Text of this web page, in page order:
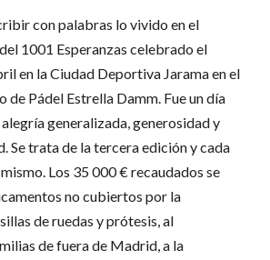
con palabras lo vivido en el
1001 Esperanzas celebrado el
en la Ciudad Deportiva Jarama en el
de Pádel Estrella Damm. Fue un día
generalizada, generosidad y
Se trata de la tercera edición y cada
Los 35 000 € recaudados se
no cubiertos por la
de ruedas y prótesis, al
de fuera de Madrid, a la